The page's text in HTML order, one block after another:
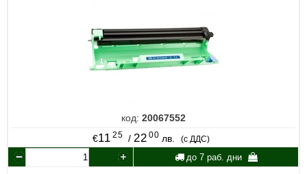
код: 20067552
€11 25 / 22 00 лв. (с ДДС)
до 7 раб. дни